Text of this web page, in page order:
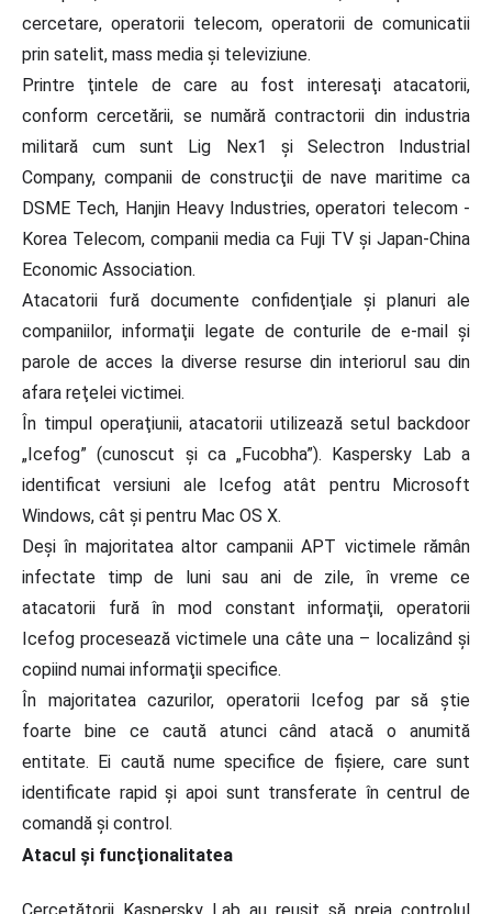
cercetare, operatorii telecom, operatorii de comunicatii
prin satelit, mass media şi televiziune.
Printre ţintele de care au fost interesaţi atacatorii,
conform cercetării, se numără contractorii din industria
militară cum sunt Lig Nex1 şi Selectron Industrial
Company, companii de construcţii de nave maritime ca
DSME Tech, Hanjin Heavy Industries, operatori telecom -
Korea Telecom, companii media ca Fuji TV şi Japan-China
Economic Association.
Atacatorii fură documente confidenţiale şi planuri ale
companiilor, informaţii legate de conturile de e-mail şi
parole de acces la diverse resurse din interiorul sau din
afara reţelei victimei.
În timpul operaţiunii, atacatorii utilizează setul backdoor
„Icefog” (cunoscut şi ca „Fucobha”). Kaspersky Lab a
identificat versiuni ale Icefog atât pentru Microsoft
Windows, cât şi pentru Mac OS X.
Deşi în majoritatea altor campanii APT victimele rămân
infectate timp de luni sau ani de zile, în vreme ce
atacatorii fură în mod constant informaţii, operatorii
Icefog procesează victimele una câte una – localizând şi
copiind numai informaţii specifice.
În majoritatea cazurilor, operatorii Icefog par să ştie
foarte bine ce caută atunci când atacă o anumită
entitate. Ei caută nume specifice de fişiere, care sunt
identificate rapid şi apoi sunt transferate în centrul de
comandă şi control.
Atacul şi funcţionalitatea